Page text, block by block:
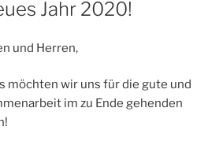
Jahr 2020!
und Herren,
möchten wir uns für die gute und
im zu Ende gehenden